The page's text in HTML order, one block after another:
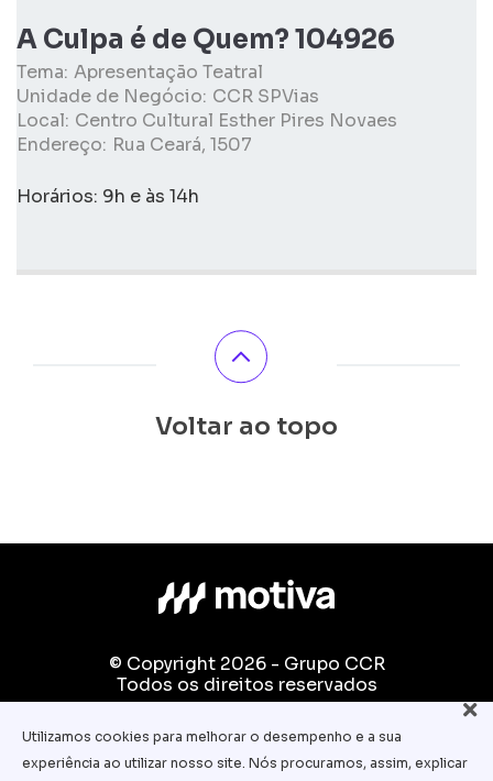
A Culpa é de Quem? 104926
Tema: Apresentação Teatral
Unidade de Negócio: CCR SPVias
Local: Centro Cultural Esther Pires Novaes
Endereço: Rua Ceará, 1507
Horários: 9h e às 14h
Voltar ao topo
© Copyright 2026 - Grupo CCR
Todos os direitos reservados
Fale conosco:
equipe.pedagogica@motiva.com.br
Utilizamos cookies para melhorar o desempenho e a sua
experiência ao utilizar nosso site. Nós procuramos, assim, explicar